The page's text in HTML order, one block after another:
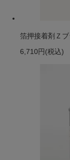
箔押接着剤Ｚブ
6,710円 (税込)